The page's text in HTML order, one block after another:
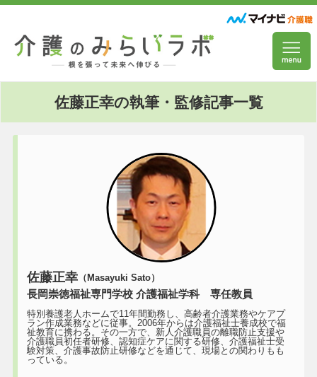
佐藤正幸の執筆・監修記事一覧
佐藤正幸（Masayuki Sato）
長岡崇徳福祉専門学校 介護福祉学科 専任教員
特別養護老人ホームで11年間勤務し、高齢者介護業務やケアプ
ラン作成業務などに従事。2006年からは介護福祉士養成校で福
祉教育に携わる。その一方で、新人介護職員の離職防止支援や
介護職員初任者研修、認知症ケアに関する研修、介護福祉士受
験対策、介護事故防止研修などを通じて、現場との関わりもも
っている。